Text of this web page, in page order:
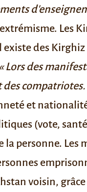
Les
existe des
« Lors des
des compatriotes.
et
(vote,
personne. Les
voisin,